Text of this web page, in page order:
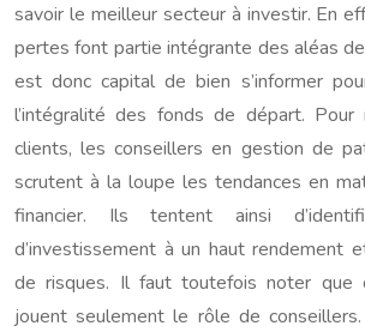
savoir le meilleur secteur à investir. En
pertes font partie intégrante des aléas
est donc capital de bien s’informer
l’intégralité des fonds de départ. Pour
clients, les conseillers en gestion de
scrutent à la loupe les tendances en
financier. Ils tentent ainsi
d’investissement à un haut rendement
de risques. Il faut toutefois noter que
jouent seulement le rôle de